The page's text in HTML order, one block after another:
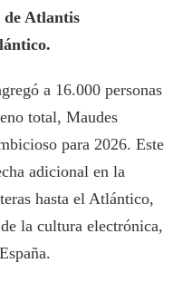
Atlantis
a 16.000 personas
total, Maudes
para 2026. Este
adicional en la
hasta el Atlántico,
la cultura electrónica,